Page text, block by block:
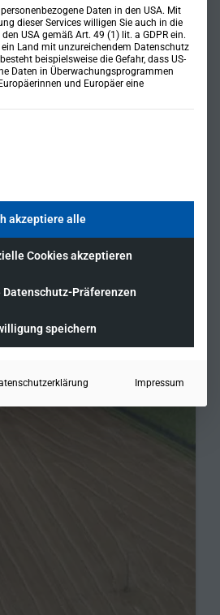
Daten in den USA. Mit
dieser Services willigen Sie auch in die
USA gemäß Art. 49 (1) lit. a GDPR ein.
ein Land mit unzureichendem Datenschutz
beispielsweise die Gefahr, dass US-
Daten in Überwachungsprogrammen
und Europäer eine
Service-Gruppen, für die eine
akzeptiere alle
Cookies akzeptieren
Präferenzen
speichern
Impressum